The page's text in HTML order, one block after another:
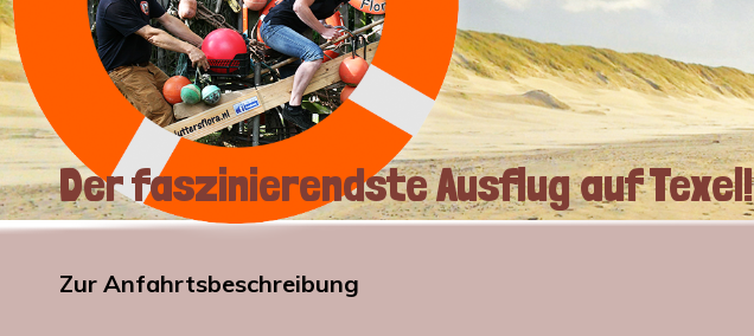
Der faszinierendste Ausflug auf Texel!
Zur Anfahrtsbeschreibung